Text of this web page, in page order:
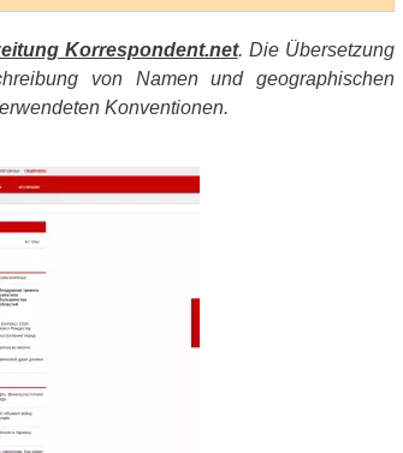
Korrespondent.net. Die Übersetzung
von Namen und geographischen
Konventionen.